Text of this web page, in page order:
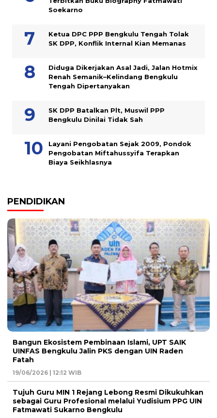
Soekarno
Ketua DPC PPP Bengkulu Tengah Tolak
SK DPP, Konflik Internal Kian Memanas
Diduga Dikerjakan Asal Jadi, Jalan Hotmix
Renah Semanik–Kelindang Bengkulu
Tengah Dipertanyakan
SK DPP Batalkan Plt, Muswil PPP
Bengkulu Dinilai Tidak Sah
Layani Pengobatan Sejak 2009, Pondok
Pengobatan Miftahussyifa Terapkan
Biaya Seikhlasnya
PENDIDIKAN
Bangun Ekosistem Pembinaan Islami, UPT SAIK
UINFAS Bengkulu Jalin PKS dengan UIN Raden
Fatah
19/06/2026 | 12:12 WIB
Tujuh Guru MIN 1 Rejang Lebong Resmi Dikukuhkan
sebagai Guru Profesional melalui Yudisium PPG UIN
Fatmawati Sukarno Bengkulu